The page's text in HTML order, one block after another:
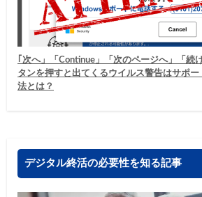
｢次へ」「Continue」「次のページへ」「続
タンを押すと出てくるウイルス警告はサポ
法とは？
デジタル終活の必要性を知る記事